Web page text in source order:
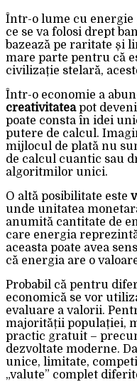
Într-o lume cu
ce se va folosi drept
bazează pe raritate și
mare parte pentru că
civilizație stelară,
Într-o economie a
creativitateapot
poate consta în idei
putere de calcul.
mijlocul de plată nu
de calcul cuantic sau
algoritmilor unici.
O altă posibilitate este
unde unitatea
anumită cantitate de
care energia
aceasta poate avea
că energia are o
Probabil că pentru
economică se vor
evaluare a valorii.
majorității populației,
practic gratuit –
dezvoltate moderne.
unice, limitate,
„valute” complet